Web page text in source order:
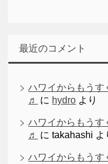
最近のコメント
ハワイからもうす
♬
に hydro より
ハワイからもうす
♬
にtakahashi よ
ハワイからもうす